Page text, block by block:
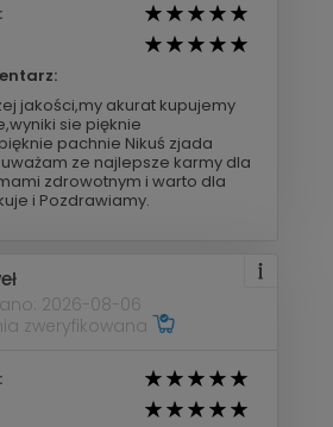
jakości,my akurat kupujemy
sie pięknie
pachnie Nikuś zjada
ze najlepsze karmy dla
zdrowotnym i warto dla
i Pozdrawiamy.
2026-08-06
zweryfikowana